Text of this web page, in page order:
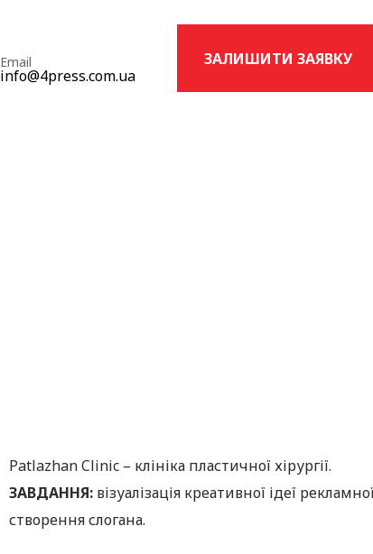
Email
info@4press.com.ua
ЗАЛИШИТИ ЗАЯВКУ
Patlazhan Clinic – клініка пластичної хірургії.
ЗАВДАННЯ: візуалізація креативної ідеї
створення слогана.